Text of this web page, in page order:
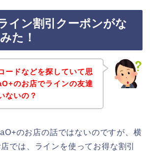
イン割引クーポンがな
た！
ードなどを探していて思
のお店でラインの友達
ないの？
のお店の話ではないのですが、横
では、ラインを使ってお得な割引